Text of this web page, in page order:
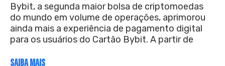
Bybit, a segunda maior bolsa de criptomoedas
do mundo em volume de operações, aprimorou
ainda mais a experiência de pagamento digital
para os usuários do Cartão Bybit. A partir de
SAIBA MAIS